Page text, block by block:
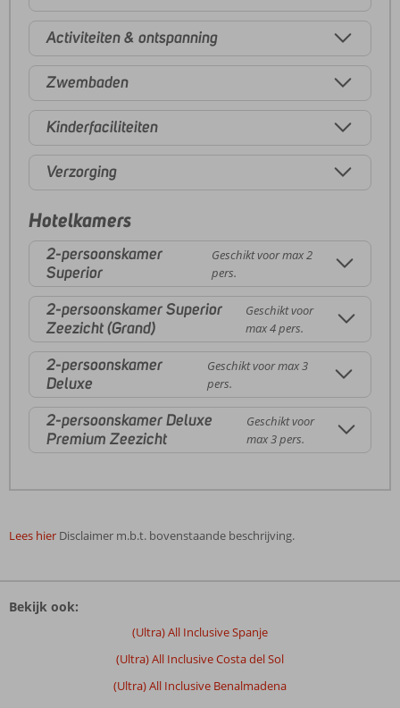
Activiteiten & ontspanning
Zwembaden
Kinderfaciliteiten
Verzorging
Hotelkamers
2-persoonskamer
Superior
Geschikt voor max 2
pers.
2-persoonskamer Superior
Zeezicht (Grand)
Geschikt voor
max 4 pers.
2-persoonskamer
Deluxe
Geschikt voor max 3
pers.
2-persoonskamer Deluxe
Premium Zeezicht
Geschikt voor
max 3 pers.
Lees hier Disclaimer m.b.t. bovenstaande beschrijving.
zijn
Bekijk ook:
(Ultra) All Inclusive Spanje
(Ultra) All Inclusive Costa del Sol
(Ultra) All Inclusive Benalmadena